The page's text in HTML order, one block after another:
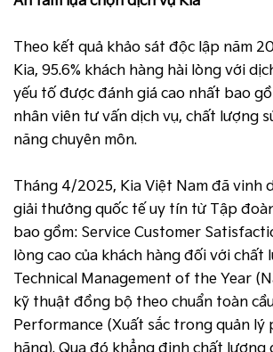
Theo kết quả khảo sát độc lập năm
Kia, 95.6% khách hàng hài lòng với
yếu tố được đánh giá cao nhất bao
nhân viên tư vấn dịch vụ, chất lượng
năng chuyên môn.
Tháng 4/2025, Kia Việt Nam đã vinh
giải thưởng quốc tế uy tín từ Tập
bao gồm: Service Customer
lòng cao của khách hàng đối với chất
Technical Management of the Year
kỹ thuật đồng bộ theo chuẩn toàn
Performance (Xuất sắc trong quản lý